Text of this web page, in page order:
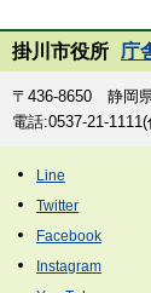
掛川市役所 庁
〒436-8650 静岡
電話:0537-21-